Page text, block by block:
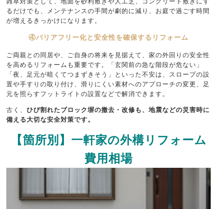
るだけでも、メンテナンスの手間が劇的に減り、お庭で過ごす時間
が増えるきっかけになります。
④バリアフリー化と安全性を確保するリフォーム
ご両親との同居や、ご自身の将来を見据えて、家の外回りの安全性
を高めるリフォームも重要です。「玄関前の急な階段が危ない」
「夜、足元が暗くてつまずきそう」といった不安は、スロープの設
置や手すりの取り付け、滑りにくい素材へのアプローチの変更、足
元を照らすフットライトの設置などで解消できます。
古く、 ひび割れたブロック塀の撤去・改修も、地震などの災害時に
備える大切な安全対策です。
【箇所別】一軒家の外構リフォーム
費用相場